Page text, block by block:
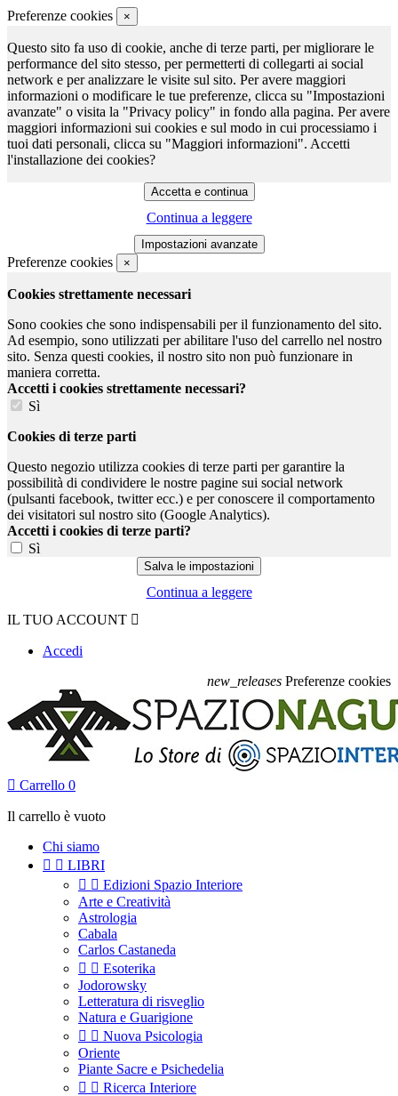
Preferenze cookies ×
Questo sito fa uso di cookie, anche di terze parti, per migliorare le
performance del sito stesso, per permetterti di collegarti ai social
network e per analizzare le visite sul sito. Per avere maggiori
informazioni o modificare le tue preferenze, clicca su "Impostazioni
avanzate" o visita la "Privacy policy" in fondo alla pagina. Per avere
maggiori informazioni sui cookies e sul modo in cui processiamo i
tuoi dati personali, clicca su "Maggiori informazioni". Accetti
l'installazione dei cookies?
Continua a leggere
Preferenze cookies ×
Cookies strettamente necessari
Sono cookies che sono indispensabili per il funzionamento del sito.
Ad esempio, sono utilizzati per abilitare l'uso del carrello nel nostro
sito. Senza questi cookies, il nostro sito non può funzionare in
maniera corretta.
Accetti i cookies strettamente necessari?
Sì
Cookies di terze parti
Questo negozio utilizza cookies di terze parti per garantire la
possibilità di condividere le nostre pagine sui social network
(pulsanti facebook, twitter ecc.) e per conoscere il comportamento
dei visitatori sul nostro sito (Google Analytics).
Accetti i cookies di terze parti?
Sì
Continua a leggere
IL TUO ACCOUNT 
Accedi
new_releases Preferenze cookies
 Carrello 0
Il carrello è vuoto
Chi siamo
  LIBRI
  Edizioni Spazio Interiore
Arte e Creatività
Astrologia
Cabala
Carlos Castaneda
  Esoterika
Jodorowsky
Letteratura di risveglio
Natura e Guarigione
  Nuova Psicologia
Oriente
Piante Sacre e Psichedelia
  Ricerca Interiore